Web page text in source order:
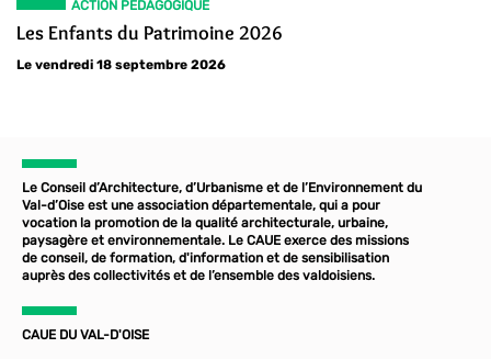
ACTION PÉDAGOGIQUE
Les Enfants du Patrimoine 2026
Le vendredi 18 septembre 2026
Le Conseil d’Architecture, d’Urbanisme et de l’Environnement du
Val-d’Oise est une association départementale, qui a pour
vocation la promotion de la qualité architecturale, urbaine,
paysagère et environnementale. Le CAUE exerce des missions
de conseil, de formation, d'information et de sensibilisation
auprès des collectivités et de l’ensemble des valdoisiens.
CAUE DU VAL-D'OISE